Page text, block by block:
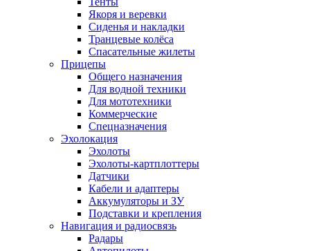
Якоря и веревки
Сиденья и накладки
Транцевые колёса
Спасательные жилеты
Прицепы
Общего назначения
Для водной техники
Для мототехники
Коммерческие
Спецназначения
Эхолокация
Эхолоты
Эхолоты-картплоттеры
Датчики
Кабели и адаптеры
Аккумуляторы и ЗУ
Подставки и крепления
Навигация и радиосвязь
Радары